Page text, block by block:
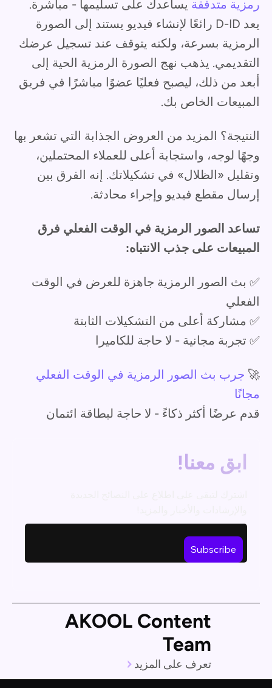
رمزية متدفقة يساعدك على تسليمها - مباشرة.
يعد D-ID رائعًا لإنشاء فيديو يستند إلى الصورة
الرمزية بسرعة، ولكنه يتوقف عند تسجيل عرضك
التقديمي. يذهب نهج الصورة الرمزية الحية إلى
أبعد من ذلك، ليصبح فعليًا عضوًا مباشرًا في فريق
المبيعات الخاص بك.
النتيجة؟ المزيد من العروض الجذابة التي تشعر بها
وجهًا لوجه، واستجابة أعلى للعملاء المحتملين،
وتقليل «الظلال» في تشكيلاتك. إنه الفرق بين
إرسال مقطع فيديو وإجراء محادثة.
تساعد الصور الرمزية في الوقت الفعلي فرق
المبيعات على جذب الانتباه:
✅ بث الصور الرمزية جاهزة للعرض في الوقت
الفعلي
✅ مشاركة أعلى من التشكيلات الثابتة
✅ تجربة مجانية - لا حاجة للكاميرا
🚀 جرب بث الصور الرمزية في الوقت الفعلي
مجانًا
قدم عرضًا أكثر ذكاءً - لا حاجة لبطاقة ائتمان
ابق معنا!
AKOOL Content
Team
تعرف على المزيد